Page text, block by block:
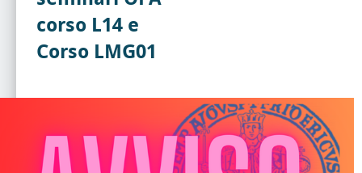
corso L14 e
Corso LMG01